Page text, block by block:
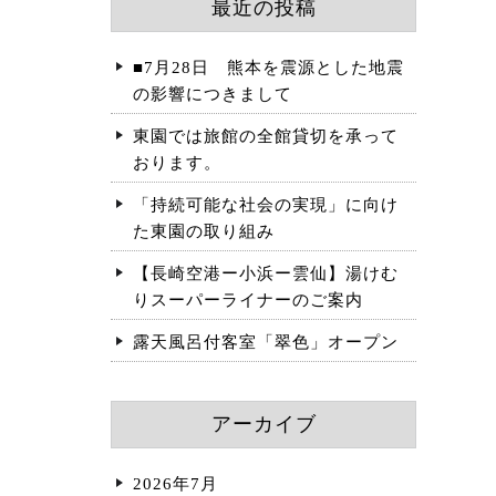
最近の投稿
■7月28日 熊本を震源とした地震
の影響につきまして
東園では旅館の全館貸切を承って
おります。
「持続可能な社会の実現」に向け
た東園の取り組み
【長崎空港ー小浜ー雲仙】湯けむ
りスーパーライナーのご案内
露天風呂付客室「翠色」オープン
アーカイブ
2026年7月